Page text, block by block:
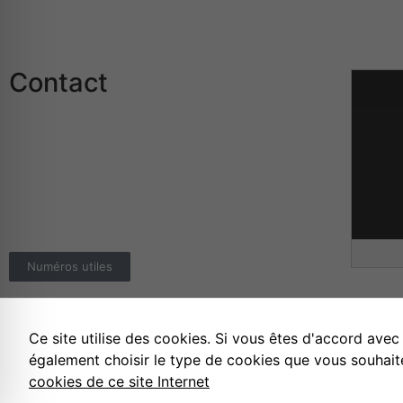
Contact
Numéros utiles
Mentions légales Politique de
Effica CD
Ce site utilise des cookies. Si vous êtes d'accord
également choisir le type de cookies que vous
cookies de ce site Internet